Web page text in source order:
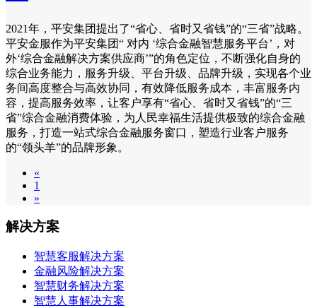
2021年，平安集团提出了“省心、省时又省钱”的“三省”战略。
平安金服作为平安集团“ 对内 ‘综合金融智慧服务平台’，对
外‘综合金融解决方案供应商’”的角色定位，不断强化自身的
综合业务能力，服务升级、平台升级、品牌升级，实现各个业
务间高度整合与高效协同，有效降低服务成本，丰富服务内
容，提高服务效率，让客户享有“省心、省时又省钱”的“三
省”综合金融消费体验，为人民幸福生活提供极致的综合金融
服务，打造一站式综合金融服务窗口，塑造行业客户服务
的“领头羊”的品牌形象。
«
1
»
解决方案
智慧客服解决方案
金融风险解决方案
智慧财务解决方案
智慧人事解决方案